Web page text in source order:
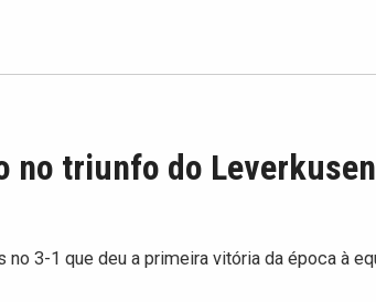
no triunfo do
3-1 que deu a primeira vitória da época à